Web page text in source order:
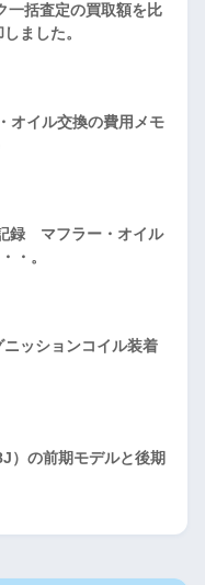
一括査定の買取額を比
ました。
オイル交換の費用メモ
録 マフラー・オイル
・。
ッションコイル装着
）の前期モデルと後期